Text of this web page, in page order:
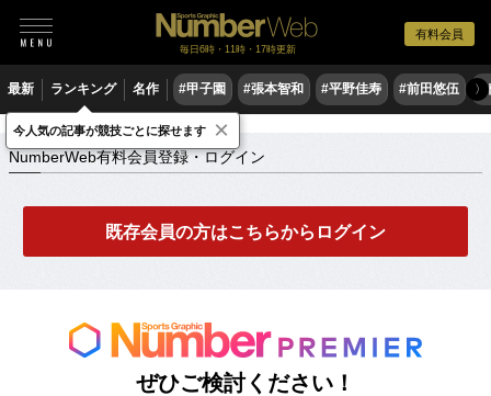
有料会員
毎日6時・11時・17時更新
最新 ランキング 名作 #甲子園 #張本智和 #平野佳寿 #前田悠伍 #
〉
NumberWeb有料会員登録・ログイン
NumberWeb有料会員登録・ログイン
既存会員の方はこちらからログイン
ぜひご検討ください！
今人気の記事が競技ごとに探せます ×